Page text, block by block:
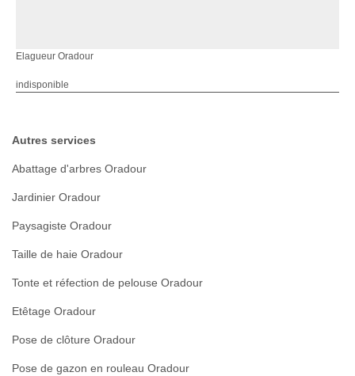
Elagueur Oradour
indisponible
Autres services
Abattage d'arbres Oradour
Jardinier Oradour
Paysagiste Oradour
Taille de haie Oradour
Tonte et réfection de pelouse Oradour
Etêtage Oradour
Pose de clôture Oradour
Pose de gazon en rouleau Oradour